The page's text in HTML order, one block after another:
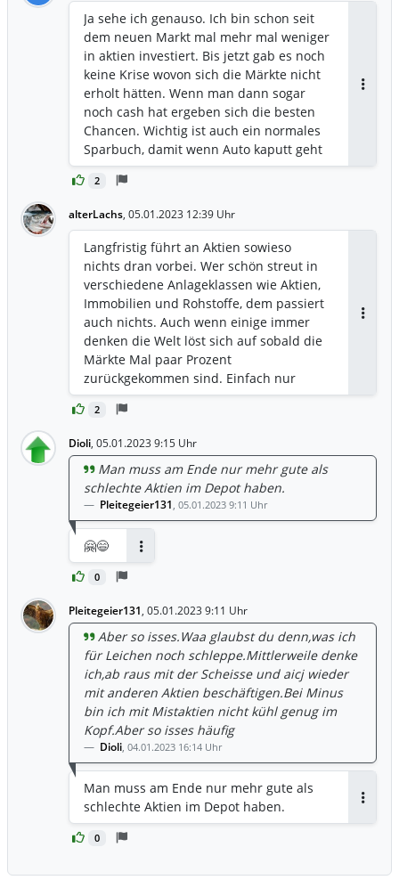
2
Ja sehe ich genauso. Ich bin schon seit
dem neuen Markt mal mehr mal weniger
in aktien investiert. Bis jetzt gab es noch
keine Krise wovon sich die Märkte nicht
erholt hätten. Wenn man dann sogar
noch cash hat ergeben sich die besten
Chancen. Wichtig ist auch ein normales
Sparbuch, damit wenn Auto kaputt geht
oder ander wichtige Anschaffungen
anstehen Geld da ist und man nicht
verkaufen. Bei mir ist das strikt getrennt.
Bin damit eigentlich immer gut
gefahren.
alterLachs, 05.01.2023 12:39 Uhr
2
Langfristig führt an Aktien sowieso
nichts dran vorbei. Wer schön streut in
verschiedene Anlageklassen wie Aktien,
Immobilien und Rohstoffe, dem passiert
auch nichts. Auch wenn einige immer
denken die Welt löst sich auf sobald die
Märkte Mal paar Prozent
zurückgekommen sind. Einfach nur
hohle Stammtischparolen, mehr nicht.
Dioli, 05.01.2023 9:15 Uhr
0
Man muss am Ende nur mehr gute als
schlechte Aktien im Depot haben.
Pleitegeier131, 05.01.2023 9:11 Uhr
🤗😄
Pleitegeier131, 05.01.2023 9:11 Uhr
0
Aber so isses.Waa glaubst du denn,was ich
für Leichen noch schleppe.Mittlerweile denke
ich,ab raus mit der Scheisse und aicj wieder
mit anderen Aktien beschäftigen.Bei Minus
bin ich mit Mistaktien nicht kühl genug im
Kopf.Aber so isses häufig
Dioli, 04.01.2023 16:14 Uhr
Man muss am Ende nur mehr gute als
schlechte Aktien im Depot haben.